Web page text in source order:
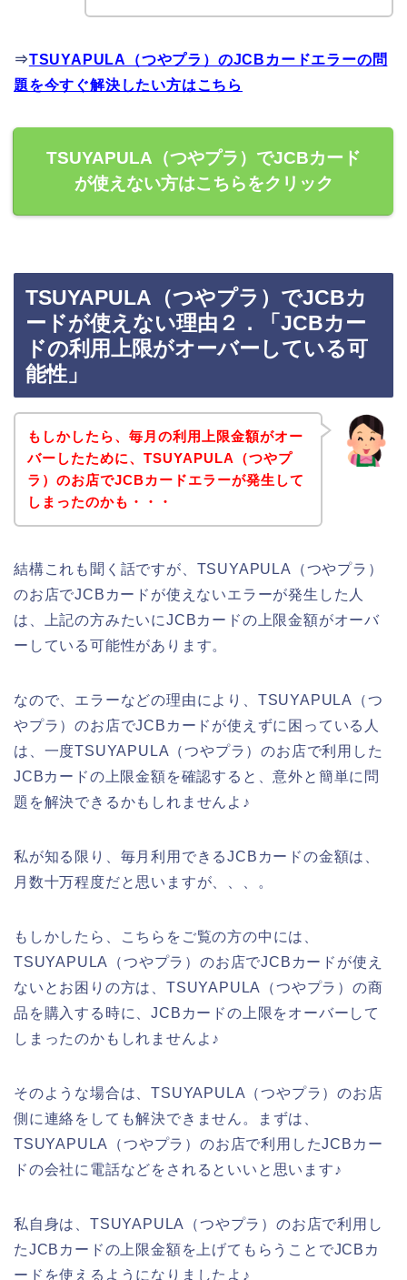
⇒TSUYAPULA（つやプラ）のJCBカードエラーの問
題を今すぐ解決したい方はこちら
TSUYAPULA（つやプラ）でJCBカード
が使えない方はこちらをクリック
TSUYAPULA（つやプラ）でJCBカ
ードが使えない理由２．「JCBカー
ドの利用上限がオーバーしている可
能性」
もしかしたら、毎月の利用上限金額がオー
バーしたために、TSUYAPULA（つやプ
ラ）のお店でJCBカードエラーが発生して
しまったのかも・・・
結構これも聞く話ですが、TSUYAPULA（つやプラ）
のお店でJCBカードが使えないエラーが発生した人
は、上記の方みたいにJCBカードの上限金額がオーバ
ーしている可能性があります。
なので、エラーなどの理由により、TSUYAPULA（つ
やプラ）のお店でJCBカードが使えずに困っている人
は、一度TSUYAPULA（つやプラ）のお店で利用した
JCBカードの上限金額を確認すると、意外と簡単に問
題を解決できるかもしれませんよ♪
私が知る限り、毎月利用できるJCBカードの金額は、
月数十万程度だと思いますが、、、。
もしかしたら、こちらをご覧の方の中には、
TSUYAPULA（つやプラ）のお店でJCBカードが使え
ないとお困りの方は、TSUYAPULA（つやプラ）の商
品を購入する時に、JCBカードの上限をオーバーして
しまったのかもしれませんよ♪
そのような場合は、TSUYAPULA（つやプラ）のお店
側に連絡をしても解決できません。まずは、
TSUYAPULA（つやプラ）のお店で利用したJCBカー
ドの会社に電話などをされるといいと思います♪
私自身は、TSUYAPULA（つやプラ）のお店で利用し
たJCBカードの上限金額を上げてもらうことでJCBカ
ードを使えるようになりましたよ♪